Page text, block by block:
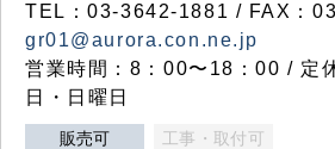
TEL：03-3642-1881 / FAX：
gr01@aurora.con.ne.jp
営業時間：8：00〜18：00 / 定
日・日曜日
販売可 工事・取付可